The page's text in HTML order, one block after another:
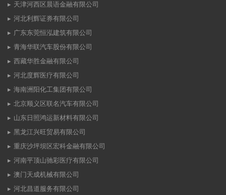
天津河西区晨语金融有限公司
河北利辉证券有限公司
广东东莞恒泓建筑有限公司
青海华联汽车股份有限公司
西藏华胜金融有限公司
河北度辉医疗有限公司
海南洲阳化工集团有限公司
北京顺义区联名汽车有限公司
山东日照鸿运新材料有限公司
黑龙江兴旺贸易有限公司
重庆沙坪坝区宏科金融有限公司
河南平顶山驰彩医疗有限公司
澳门天成机械有限公司
河北昌道服务有限公司